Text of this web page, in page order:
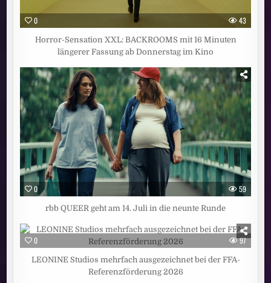
0 43
Horror-Sensation XXL: BACKROOMS mit 16 Minuten
längerer Fassung ab Donnerstag im Kino
0 59
rbb QUEER geht am 14. Juli in die neunte Runde
0 97
LEONINE Studios mehrfach ausgezeichnet bei der FFA-
Referenzförderung 2026